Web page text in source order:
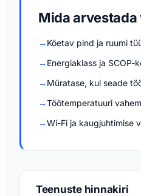
Mida arvestada
→ Köetav pind ja ruumi
→ Energiaklass ja SCOP-
→ Müratase, kui seade
→Töötemperatuuri
→Wi-Fi ja kaugjuhtimise
Teenuste hinnakiri